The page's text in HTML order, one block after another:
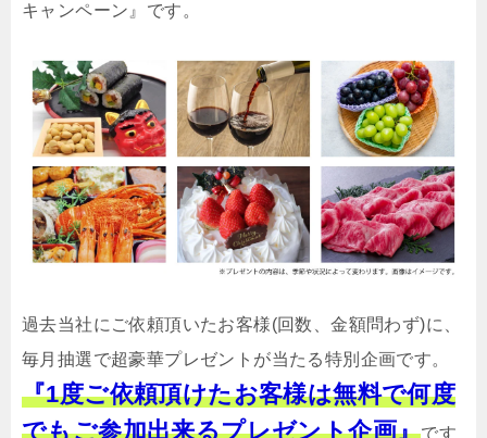
キャンペーン』です。
過去当社にご依頼頂いたお客様(回数、金額問わず)に、
毎月抽選で超豪華プレゼントが当たる特別企画です。
『1度ご依頼頂けたお客様は無料で何度
でもご参加出来るプレゼント企画』です